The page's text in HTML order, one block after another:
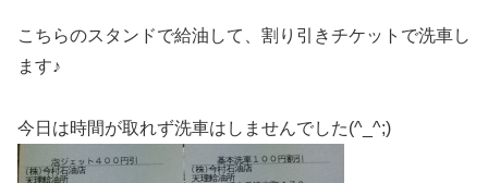
こちらのスタンドで給油して、割り引きチケットで洗車し
ます♪
今日は時間が取れず洗車はしませんでした(^_^;)